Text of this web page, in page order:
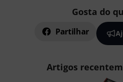
Gosta do
Partilhar
Artigos